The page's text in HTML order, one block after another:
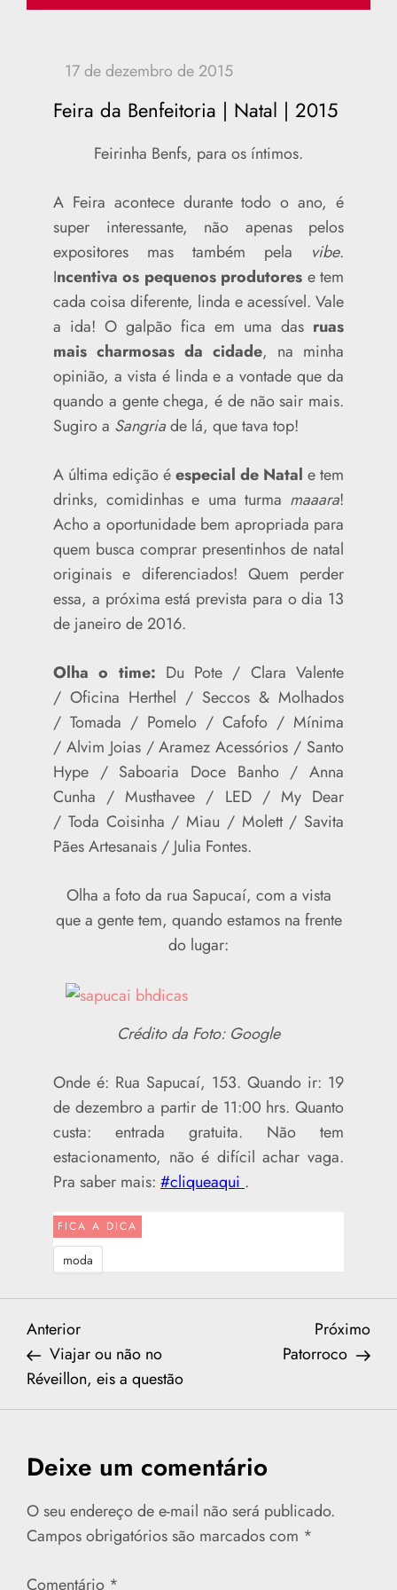
Feira da Benfeitoria | Natal | 2015
Feirinha Benfs, para os íntimos.
A Feira acontece durante todo o ano, é
super interessante, não apenas pelos
expositores mas também pela vibe.
Incentiva os pequenos produtores e tem
cada coisa diferente, linda e acessível. Vale
a ida! O galpão fica em uma das ruas
mais charmosas da cidade, na minha
opinião, a vista é linda e a vontade que da
quando a gente chega, é de não sair mais.
Sugiro a Sangriade lá, que tava top!
A última edição éespecial de Natal e tem
drinks, comidinhas e uma turma maaara!
Acho a oportunidade bem apropriada para
quem busca comprar presentinhos de natal
originais e diferenciados! Quem perder
essa, a próxima está prevista para o dia 13
de janeiro de 2016.
Olha o time: Du Pote / Clara Valente
/ Oficina Herthel / Seccos & Molhados
/ Tomada / Pomelo / Cafofo / Mínima
/ Alvim Joias / Aramez Acessórios / Santo
Hype / Saboaria Doce Banho / Anna
Cunha / Musthavee / LED / My Dear
/ Toda Coisinha / Miau / Molett / Savita
Pães Artesanais / Julia Fontes.
Olha a foto da rua Sapucaí, com a vista
que a gente tem, quando estamos na frente
do lugar:
Crédito da Foto: Google
Onde é: Rua Sapucaí, 153. Quando ir: 19
de dezembro a partir de 11:00 hrs. Quanto
custa: entrada gratuita. Não tem
estacionamento, não é difícil achar vaga.
Pra saber mais: #cliqueaqui .
FICA A DICA
moda
N
a
v
e
g
a
Previous
Post
Anterior
Viajar ou não no
Réveillon, eis a questão
Post
Próximo
Patorroco
Deixe um comentário
O seu endereço de e-mail não será publicado.
Campos obrigatórios são marcados com *
Comentário *